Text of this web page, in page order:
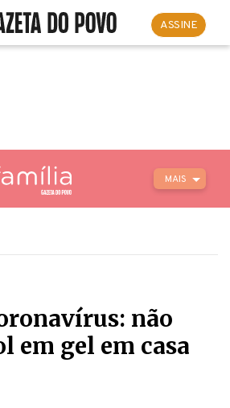
ASSINE
MAIS
não
em gel em casa